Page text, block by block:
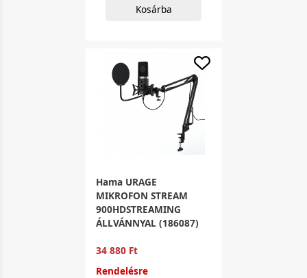
Kosárba
Hama URAGE
MIKROFON STREAM
900HDSTREAMING
ÁLLVÁNNYAL (186087)
34 880 Ft
Rendelésre